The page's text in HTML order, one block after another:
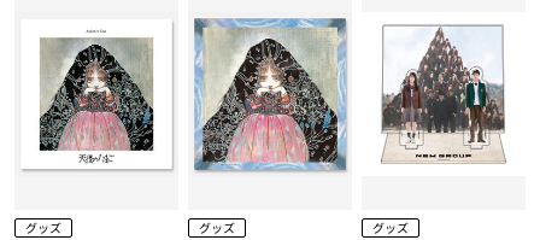
グッズ
グッズ
グッズ